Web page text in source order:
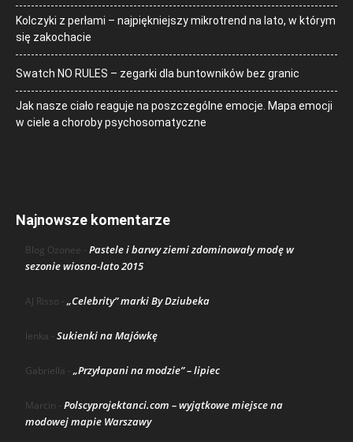
Kolczyki z perłami – najpiękniejszy mikrotrend na lato, w którym
się zakochacie
Swatch NO RULES – zegarki dla buntowników bez granic
Jak nasze ciało reaguje na poszczególne emocje. Mapa emocji
w ciele a choroby psychosomatyczne
Najnowsze komentarze
Blog Ozonee - Pastele i barwy ziemi zdominowały modę w
sezonie wiosna-lato 2015
AJ Risso - „Celebrity” marki By Dziubeka
lenka - Sukienki na Majówkę
Gabriella - „Przyłapani na modzie” – lipiec
Marcin - Polscyprojektanci.com – wyjątkowe miejsce na
modowej mapie Warszawy